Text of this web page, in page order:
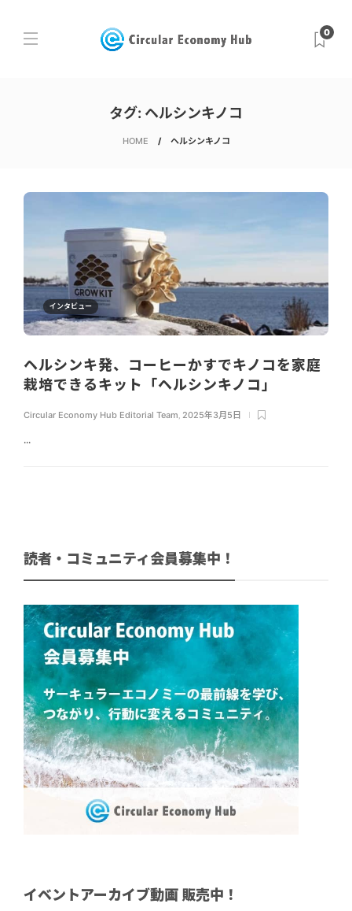
0
タグ: ヘルシンキノコ
HOME ヘルシンキノコ
インタビュー
ヘルシンキ発、コーヒーかすでキノコを家庭
栽培できるキット「ヘルシンキノコ」
Circular Economy Hub Editorial Team 2025年3月5日
...
読者・コミュニティ会員募集中！
イベントアーカイブ動画 販売中！